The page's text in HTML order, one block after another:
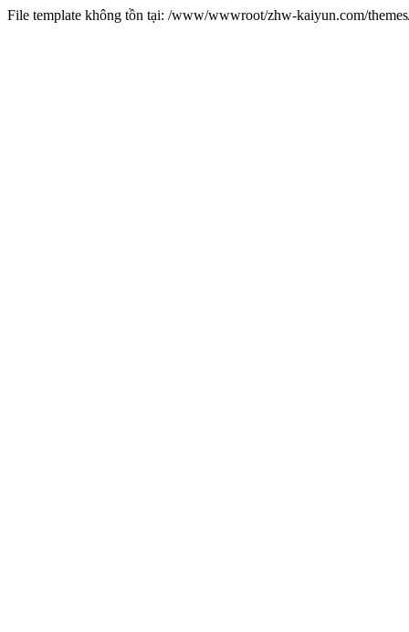
File template không tồn tại: /www/wwwroot/zhw-kaiyun.com/